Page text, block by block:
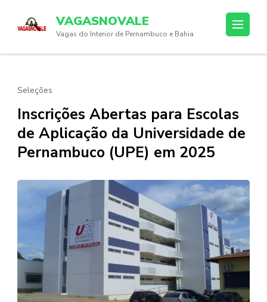
(Press
VAGASNOVALE
Vagas do Interior de Pernambuco e Bahia
Seleções
Inscrições Abertas para Escolas
de Aplicação da Universidade de
Pernambuco (UPE) em 2025